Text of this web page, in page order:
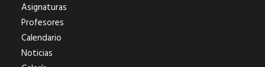
Asignaturas
Profesores
Calendario
Noticias